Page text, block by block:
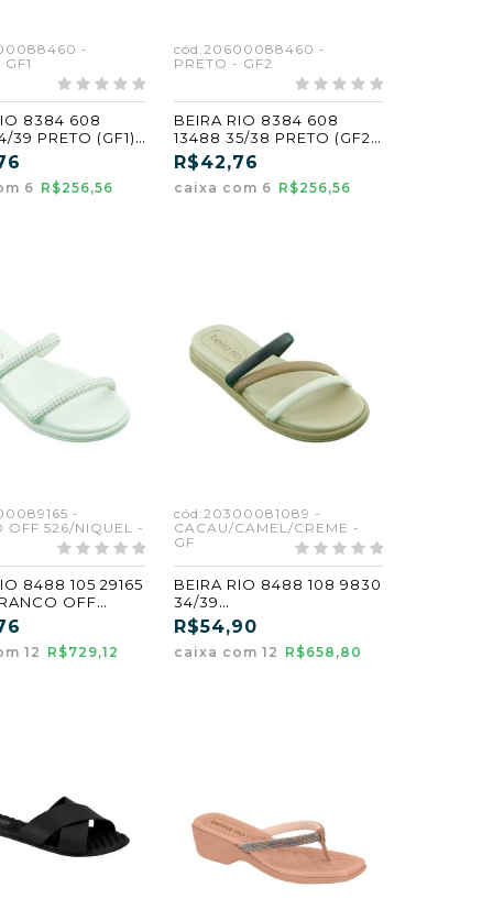
-
8384 608
39 PRETO (GF1)
6 R$256,56
cód:20600088460 -
PRETO - GF2
BEIRA RIO 8384 608
13488 35/38 PRETO (GF2)
(CX6)
R$42,76
caixa com 6 R$256,56
-
OFF 526/NIQUEL -
8488 105 29165
OFF
(GF)
12 R$729,12
cód:20300081089 -
CACAU/CAMEL/CREME -
GF
BEIRA RIO 8488 108 9830
34/39
CACAU/CAMEL/CREME
(GF)
R$54,90
caixa com 12 R$658,80